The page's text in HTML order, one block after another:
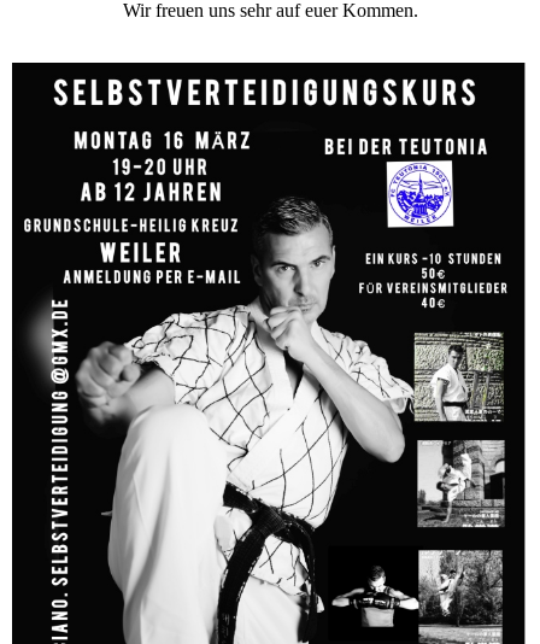
Wir freuen uns sehr auf euer Kommen.